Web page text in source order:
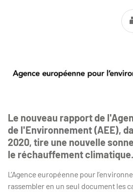
Le nouveau rapport de
de l'Environnement (AEE),
2020, tire une nouvelle
le réchauffement climatique.
L’Agence européenne pour
rassembler en un seul document les